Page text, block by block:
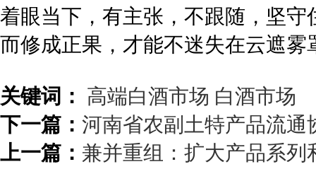
着眼当下，有主张，不跟随，坚
而修成正果，才能不迷失在云遮
关键词： 高端白酒市场 白酒市场
下一篇： 河南省农副土特产品流通
上一篇： 兼并重组：扩大产品系列